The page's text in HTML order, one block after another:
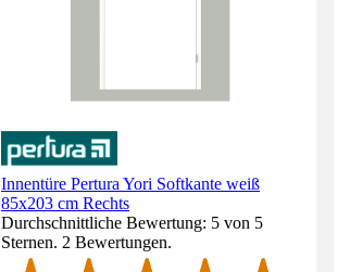
Innentüre Pertura Yori Softkante weiß
85x203 cm Rechts
Durchschnittliche Bewertung: 5 von 5
Sternen. 2 Bewertungen.